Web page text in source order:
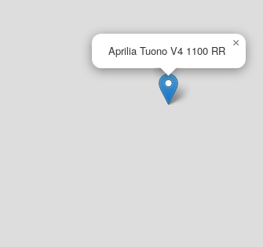
Aprilia Tuono V4 1100 RR
×